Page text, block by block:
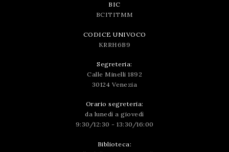
BIC
BCITITMM
CODICE UNIVOCO
KRRH6B9
Segreteria:
Calle Minelli 1892
30124 Venezia
Orario segreteria:
da lunedì a giovedì
9:30/12:30 - 13:30/16:00
Biblioteca: